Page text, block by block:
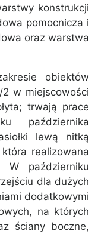
konstrukcji
pomocnicza i
oraz warstwa
obiektów
w miejscowości
trwają prace
października
lewą nitką
realizowana
październiku
dla dużych
dodatkowymi
na których
ściany boczne,